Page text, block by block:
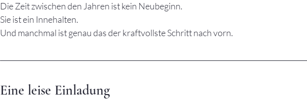
Die Zeit zwischen den Jahren ist kein Neubeginn.
Sie ist ein Innehalten.
Und manchmal ist genau das der kraftvollste Schritt nach vorn.
Eine leise Einladung